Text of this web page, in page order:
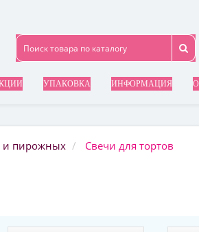
УПАКОВКА ИНФОРМАЦИЯ
и пирожных Свечи для тортов